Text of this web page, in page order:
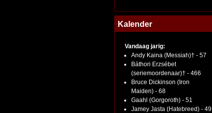
Kalender
Vandaag jarig:
Andy Kaina (Messiah)† - 57
Báthori Erzsébet
(seriemoordenaar)† - 466
Bruce Dickinson (Iron
Maiden) - 68
Gaahl (Gorgoroth) - 51
Jamey Jasta (Hatebreed) - 49